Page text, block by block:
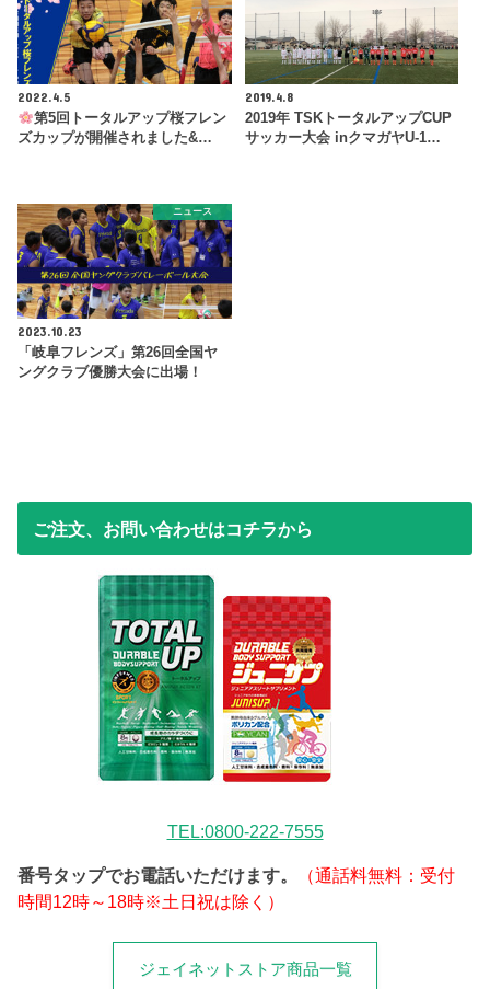
2022.4.5
第5回トータルアップ桜フレン
ズカップが開催されました&…
2019.4.8
2019年 TSKトータルアップCUP
サッカー大会 inクマガヤU-1…
ニュース
2023.10.23
「岐阜フレンズ」第26回全国ヤ
ングクラブ優勝大会に出場！
ご注文、お問い合わせはコチラから
TEL:0800-222-7555
番号タップでお電話いただけます。
（通話料無料：受付
時間12時～18時※土日祝は除く）
ジェイネットストア商品一覧